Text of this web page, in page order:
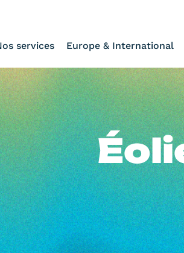
services Europe & International